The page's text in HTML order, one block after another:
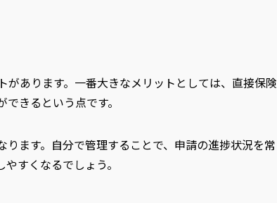
あります。一番大きなメリットとしては、直接保険
きるという点です。
ます。自分で管理することで、申請の進捗状況を常
すくなるでしょう。